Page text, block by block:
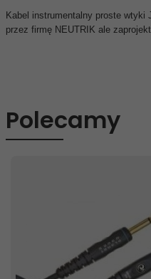
Kabel instrumentalny proste wtyki
przez firmę NEUTRIK ale
Polecamy